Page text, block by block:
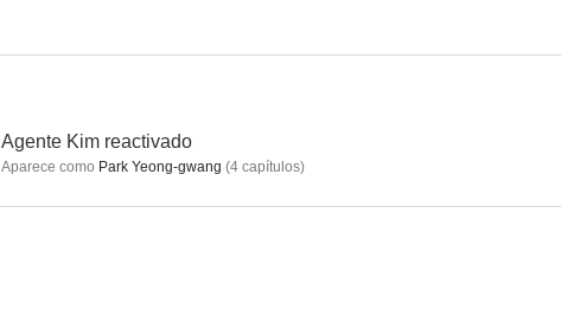
--
Agente Kim reactivado
Aparece como Park Yeong-gwang (4 capítulos)